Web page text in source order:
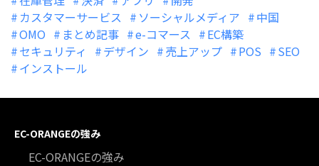
カスタマーサービス
ソーシャルメディア
中国
OMO
まとめ記事 e-コマース
EC構築
セキュリティ
デザイン 売上アップ POS
SEO
インストール
EC-ORANGEの強み
EC-ORANGEの強み